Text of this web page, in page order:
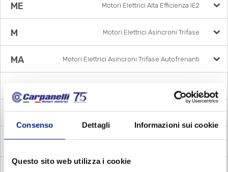
Consenso Dettagli Informazioni sui cookie
Questo sito web utilizza i cookie
ME Motori Elettrici Alta Efficienza IE2
M Motori Elettrici Asincroni Trifase
MA Motori Elettrici Asincroni Trifase Autofrenanti
MM Motori Elettrici Asincroni Monofase
MADE
Motori Autofrenanti Asincroni Monofase con